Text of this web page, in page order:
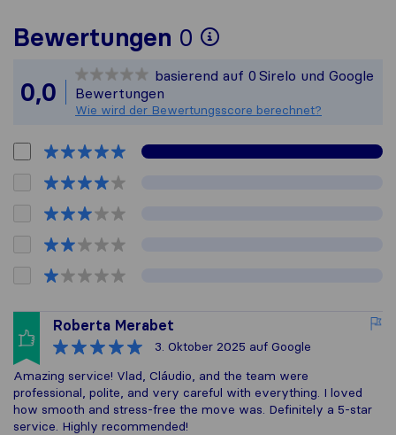
Bewertungen 0
Um Ihnen ein
Alle
0,0
basierend auf 0 Sirelo und Google
Bewertungen
Wie wird der Bewertungsscore berechnet?
Roberta Merabet
3. Oktober 2025 auf Google
Amazing service! Vlad, Cláudio, and the team were
professional, polite, and very careful with everything. I loved
how smooth and stress-free the move was. Definitely a 5-star
service. Highly recommended!